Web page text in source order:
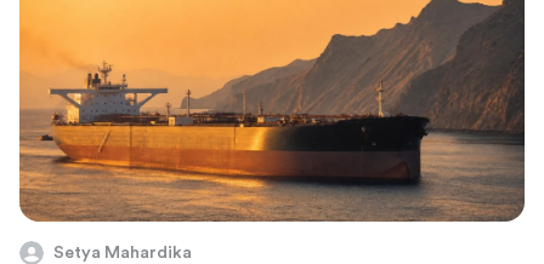
Setya Mahardika